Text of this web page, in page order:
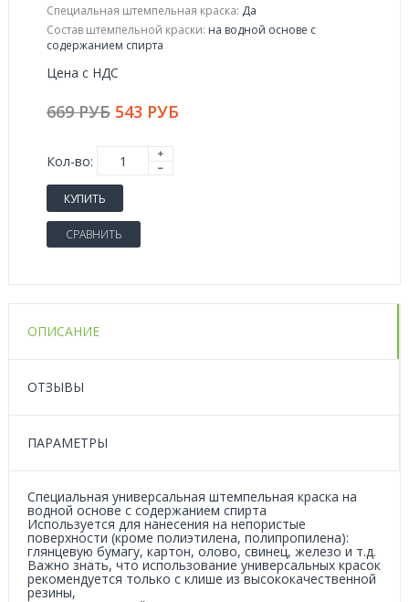
Специальная штемпельная краска: Да
Состав штемпельной краски: на водной основе с
содержанием спирта
Цена с НДС
669 РУБ 543 РУБ
Кол-во:
КУПИТЬ
СРАВНИТЬ
ОПИСАНИЕ
ОТЗЫВЫ
ПАРАМЕТРЫ
Специальная универсальная штемпельная краска на
водной основе с содержанием спирта
Используется для нанесения на непористые
поверхности (кроме полиэтилена, полипропилена):
глянцевую бумагу, картон, олово, свинец, железо и т.д.
Важно знать, что использование универсальных красок
рекомендуется только с клише из высококачественной
резины,